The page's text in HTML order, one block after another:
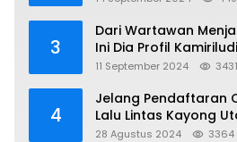
3
Dari Wartawan
Ini Dia Profil
Dapil 1 KKU
11 September 2024 3431
4
Jelang Pendaftaran
Lalu Lintas Kayong
Kondusif
28 Agustus 2024 3364